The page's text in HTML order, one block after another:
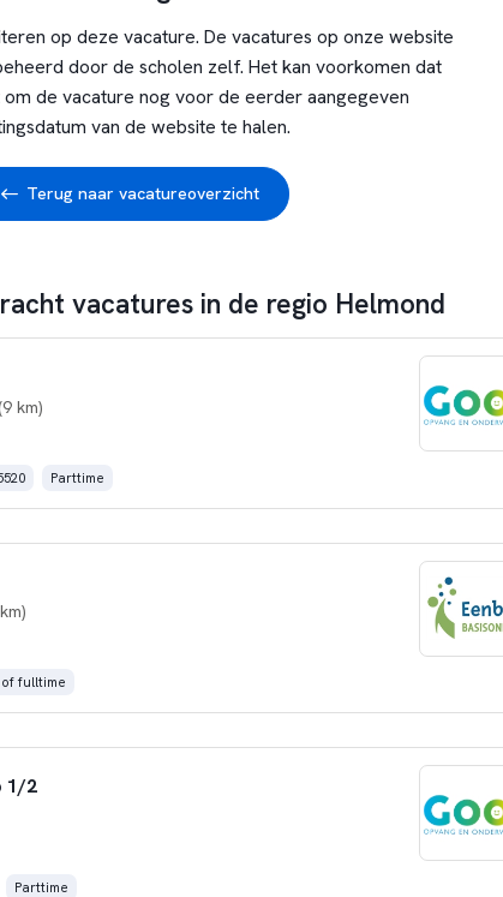
op deze vacature. De vacatures op onze website
door de scholen zelf. Het kan voorkomen dat
de vacature nog voor de eerder aangegeven
van de website te halen.
Terug naar vacatureoverzicht
vacatures in de regio Helmond
km)
Parttime
fulltime
1/2
Parttime